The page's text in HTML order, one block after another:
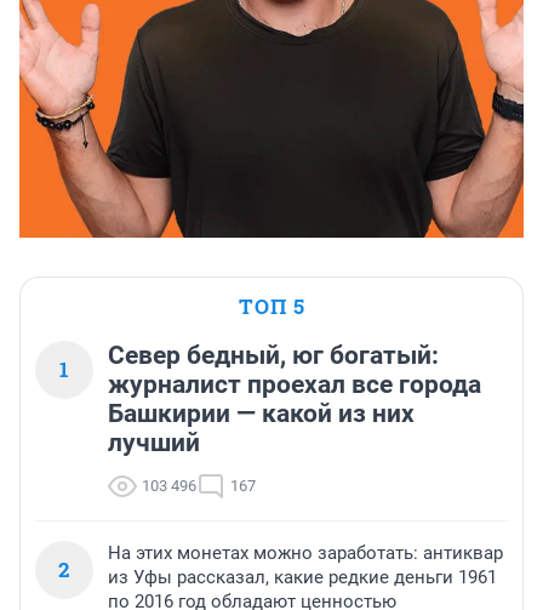
ТОП 5
1
Север бедный, юг богатый:
журналист проехал все города
Башкирии — какой из них
лучший
103 496 167
2
На этих монетах можно заработать: антиквар
из Уфы рассказал, какие редкие деньги 1961
по 2016 год обладают ценностью